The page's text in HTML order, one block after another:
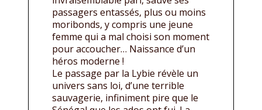
passagers entassés, plus ou moins
moribonds, y compris une jeune
femme qui a mal choisi son moment
pour accoucher… Naissance d’un
héros moderne !
Le passage par la Lybie révèle un
univers sans loi, d’une terrible
sauvagerie, infiniment pire que le